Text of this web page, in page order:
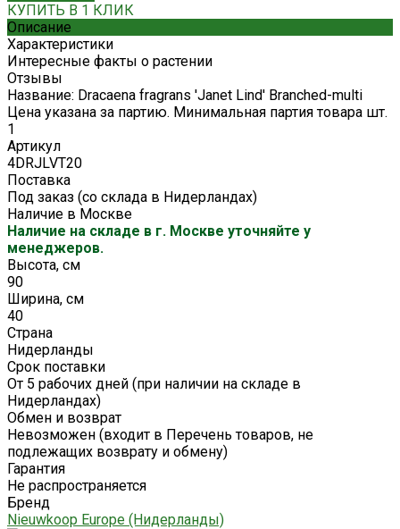
КУПИТЬ В 1 КЛИК
Описание
Характеристики
Интересные факты о растении
Отзывы
Название: Dracaena fragrans 'Janet Lind' Branched-multi
Цена указана за партию. Минимальная партия товара шт.
1
Артикул
4DRJLVT20
Поставка
Под заказ (со склада в Нидерландах)
Наличие в Москве
Наличие на складе в г. Москве уточняйте у
менеджеров.
Высота, см
90
Ширина, см
40
Страна
Нидерланды
Срок поставки
От 5 рабочих дней (при наличии на складе в
Нидерландах)
Обмен и возврат
Невозможен (входит в Перечень товаров, не
подлежащих возврату и обмену)
Гарантия
Не распространяется
Бренд
Nieuwkoop Europe (Нидерланды)